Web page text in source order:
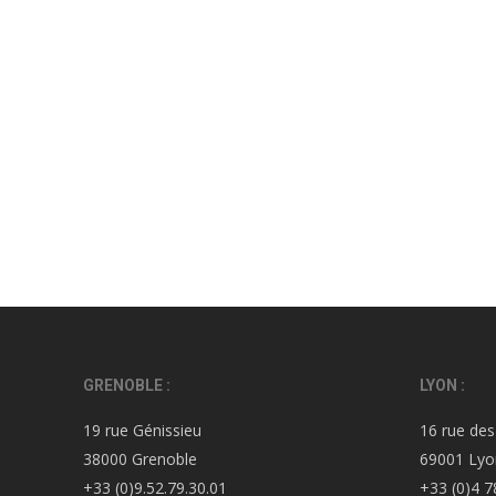
GRENOBLE :
19 rue Génissieu
38000 Grenoble
+33 (0)9.52.79.30.01
LYON :
16 rue
69001
+33 (0)4